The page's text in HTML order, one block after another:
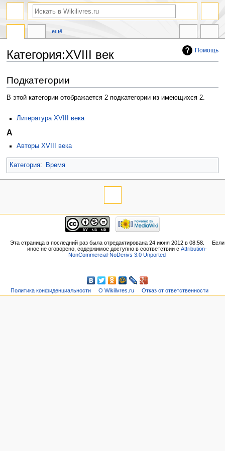
Помощь
Категория:XVIII век
к
навигации
к
поиску
Подкатегории
В этой категории отображается 2 подкатегории из имеющихся 2.
Литература XVIII века
А
Авторы XVIII века
Категория: Время
ещё
Эта страница в последний раз была отредактирована 24 июня 2012 в 08:58.
Если
иное не оговорено, содержимое доступно в соответствии сAttribution-
NonCommercial-NoDerivs 3.0 Unported
Политика конфиденциальности О Wikilivres.ru Отказ от ответственности